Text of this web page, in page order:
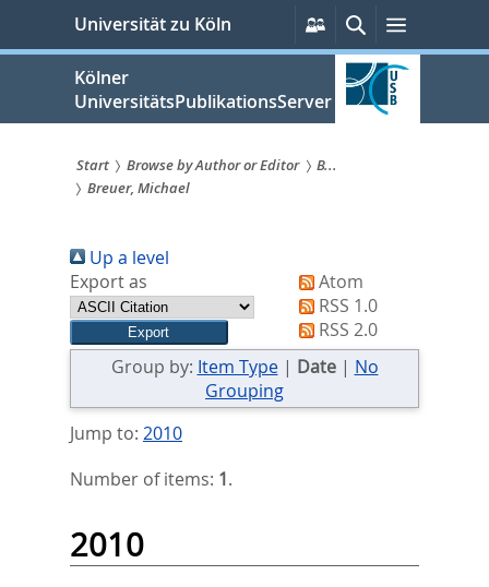
springen
Universität zu Köln
Persönliche
Services
SucheMenü
Kölner
UniversitätsPublikationsServer
Sie
sind
hier:
Start Browse by Author or Editor
B...
Breuer, Michael
Up a level
Export as
Atom
RSS 1.0
RSS 2.0
Group by: Item Type| Date| No
Grouping
Jump to: 2010
Number of items: 1.
2010